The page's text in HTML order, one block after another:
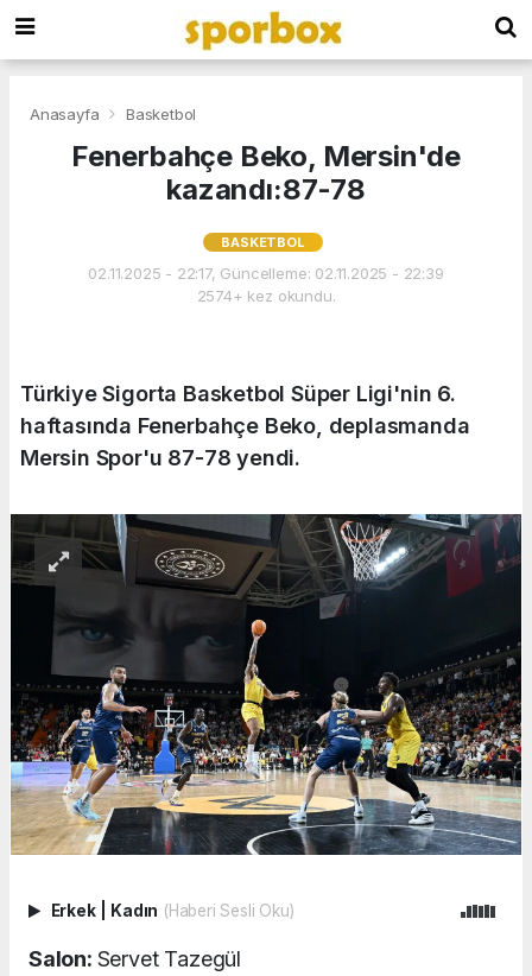
Anasayfa Basketbol
Fenerbahçe Beko, Mersin'de
kazandı:87-78
BASKETBOL
02.11.2025 - 22:17, Güncelleme: 02.11.2025 - 22:39
2574+ kez okundu.
Türkiye Sigorta Basketbol Süper Ligi'nin 6.
haftasında Fenerbahçe Beko, deplasmanda
Mersin Spor'u 87-78 yendi.
Erkek Kadın (Haberi Sesli Oku)
Salon: Servet Tazegül